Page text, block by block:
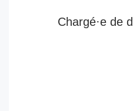
Chargé·e de